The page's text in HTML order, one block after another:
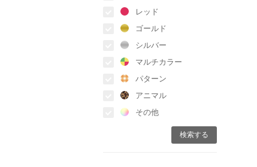
レッド
ゴールド
シルバー
マルチカラー
パターン
アニマル
その他